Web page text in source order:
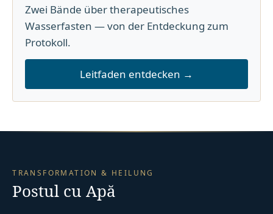
Zwei Bände über therapeutisches
Wasserfasten — von der Entdeckung zum
Protokoll.
Leitfaden entdecken →
TRANSFORMATION & HEILUNG
Postul cu Apă